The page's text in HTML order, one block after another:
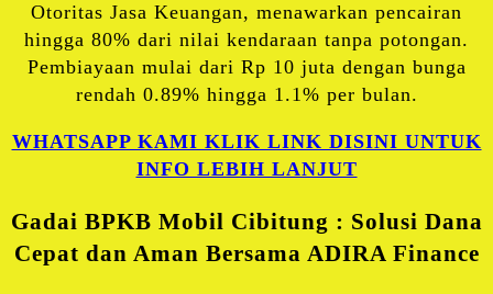
Otoritas Jasa Keuangan, menawarkan pencairan
hingga 80% dari nilai kendaraan tanpa potongan.
Pembiayaan mulai dari Rp 10 juta dengan bunga
rendah 0.89% hingga 1.1% per bulan.
WHATSAPP KAMI KLIK LINK DISINI UNTUK
INFO LEBIH LANJUT
Gadai BPKB Mobil Cibitung : Solusi Dana
Cepat dan Aman Bersama ADIRA Finance